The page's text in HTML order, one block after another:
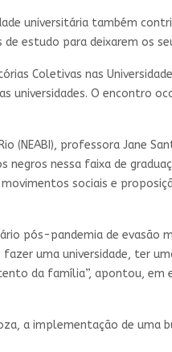
universitária também
estudo para deixarem os
Coletivas nas
O encontro
(NEABI), professora Jane
nessa faixa de
sociais e
pós-pandemia de evasão
uma universidade, ter
da família”, apontou, em
a implementação de uma